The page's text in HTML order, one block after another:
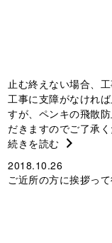
止む終えない場合、
工事に支障がなけれ
すが、ペンキの飛散
だきますのでご了承
続きを読む
2018.10.26
ご近所の方に挨拶っ